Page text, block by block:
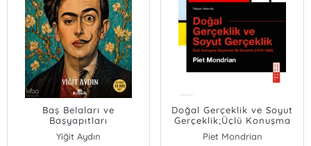
Baş Belaları ve
Başyapıtları
Yiğit Aydın
Doğal Gerçeklik ve Soyut
Gerçeklik;Üçlü Konuşma
Biçiminde Bir Deneme
(1919-1920)
Piet Mondrian